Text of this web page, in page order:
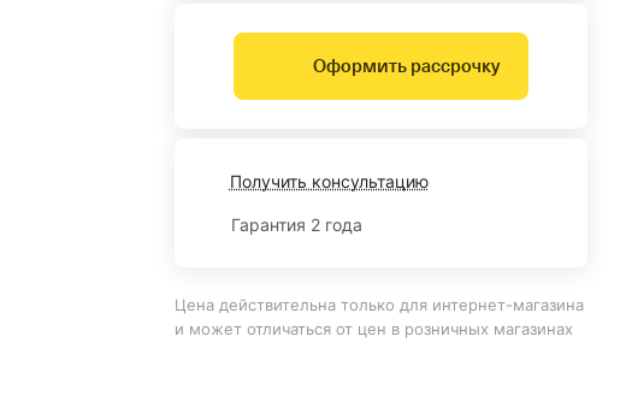
Оформить рассрочку
Получить консультацию
Гарантия 2 года
Цена действительна только для интернет-магазина
и может отличаться от цен в розничных магазинах